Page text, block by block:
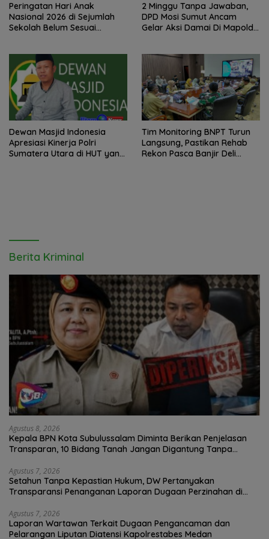
Peringatan Hari Anak
Nasional 2026 di Sejumlah
Sekolah Belum Sesuai
2 Minggu Tanpa Jawaban,
DPD Mosi Sumut Ancam
Gelar Aksi Damai Di Mapolda
Sumut Irjen Whisnu
Hermawan Bersikap Tegas .
Dewan Masjid Indonesia
Apresiasi Kinerja Polri
Sumatera Utara di HUT yang
Tim Monitoring BNPT Turun
Langsung, Pastikan Rehab
Rekon Pasca Banjir Deli
Berita Kriminal
Agustus 8, 2026
Kepala BPN Kota Subulussalam Diminta Berikan Penjelasan
Transparan, 10 Bidang Tanah Jangan Digantung Tanpa
Agustus 7, 2026
Setahun Tanpa Kepastian Hukum, DW Pertanyakan
Transparansi Penanganan Laporan Dugaan Perzinahan di
Agustus 7, 2026
Laporan Wartawan Terkait Dugaan Pengancaman dan
Pelarangan Liputan Diatensi Kapolrestabes Medan